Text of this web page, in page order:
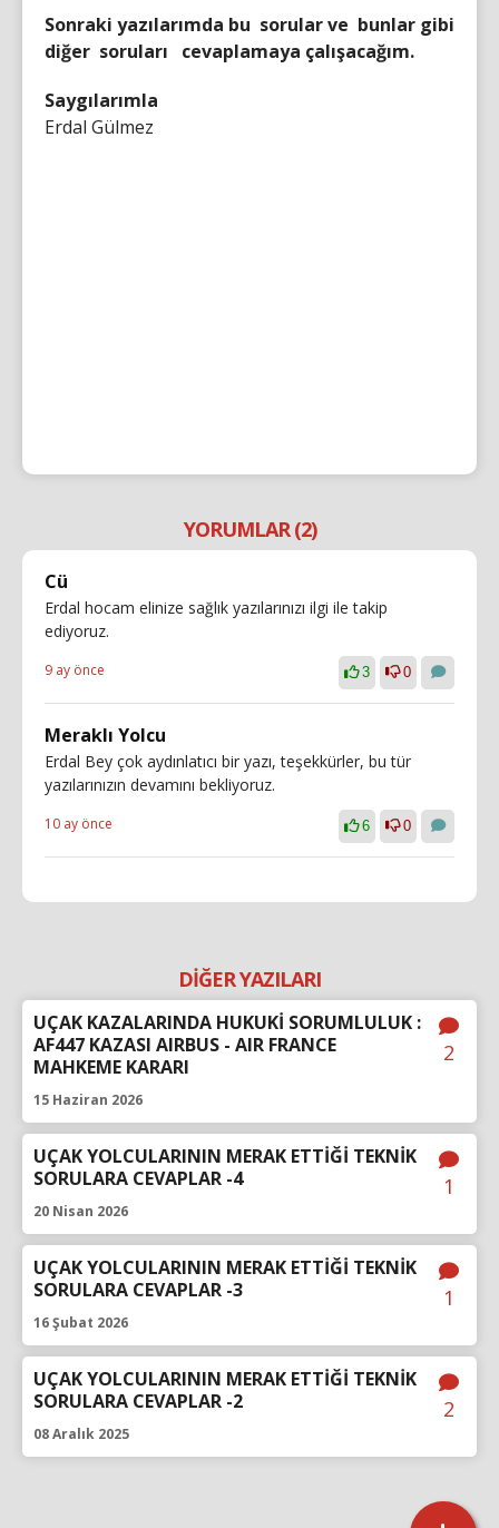
Sonraki yazılarımda bu sorular ve bunlar gibi
diğer soruları cevaplamaya çalışacağım.
Saygılarımla
Erdal Gülmez
YORUMLAR (2)
Cü
Erdal hocam elinize sağlık yazılarınızı ilgi ile takip
ediyoruz.
9 ay önce 3 0
Meraklı Yolcu
Erdal Bey çok aydınlatıcı bir yazı, teşekkürler, bu tür
yazılarınızın devamını bekliyoruz.
10 ay önce 6 0
DİĞER YAZILARI
UÇAK KAZALARINDA HUKUKİ SORUMLULUK :
AF447 KAZASI AIRBUS - AIR FRANCE
MAHKEME KARARI
15 Haziran 2026
2
UÇAK YOLCULARININ MERAK ETTİĞİ TEKNİK
SORULARA CEVAPLAR -4
20 Nisan 2026
1
UÇAK YOLCULARININ MERAK ETTİĞİ TEKNİK
SORULARA CEVAPLAR -3
16 Şubat 2026
1
UÇAK YOLCULARININ MERAK ETTİĞİ TEKNİK
SORULARA CEVAPLAR -2
08 Aralık 2025
2